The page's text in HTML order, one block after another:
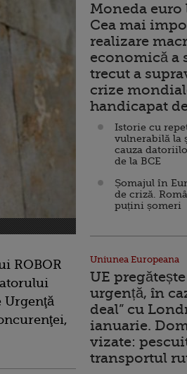
ROBOR
Urgenţă
Moneda euro
Cea mai
realizare
economică a
trecut a
crize
handicapat
Istorie cu
vulnerabilă la
cauza
de la BCE
Șomajul în
de criză.
puțini șomeri
Uniunea Europeana
UE
urgență, în
deal” cu
ianuarie.
vizate:
transportul